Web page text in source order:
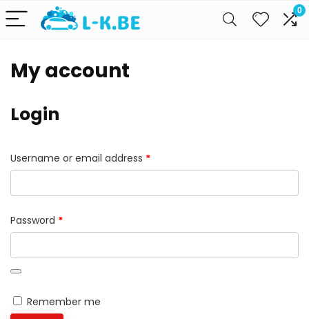
0
My account
Login
Username or email address *Required
Password *Required
Remember me